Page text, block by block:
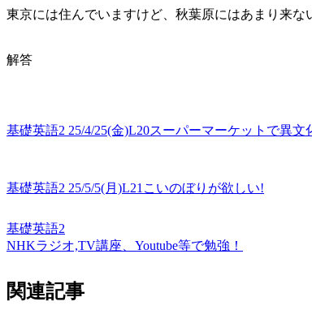
東京には住んでいますけど、秋葉原にはあまり来な
解答
基礎英語2 25/4/25(金)L20スーパーマーケットで異文
基礎英語2 25/5/5(月)L21こいのぼりが欲しい!
基礎英語2
NHKラジオ,TV講座、Youtube等で勉強！
関連記事